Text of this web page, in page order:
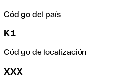
Código del país
K1
Código de localización
XXX